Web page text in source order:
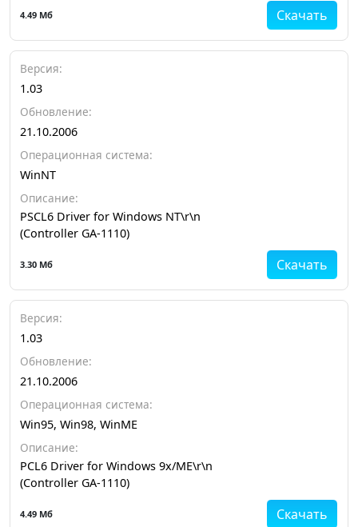
Скачать
4.49 Мб
Версия:
1.03
Обновление:
21.10.2006
Операционная система:
WinNT
Описание:
PSCL6 Driver for Windows NT\r\n
(Controller GA-1110)
Скачать
3.30 Мб
Версия:
1.03
Обновление:
21.10.2006
Операционная система:
Win95, Win98, WinME
Описание:
PCL6 Driver for Windows 9x/ME\r\n
(Controller GA-1110)
Скачать
4.49 Мб